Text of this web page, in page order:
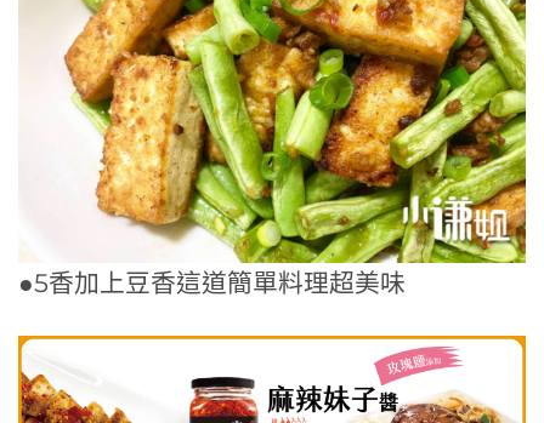
●5香加上豆香這道簡單料理超美味